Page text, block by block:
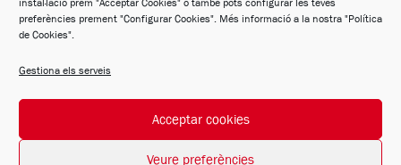
instal·lació prem "Acceptar Cookies" o també pots configurar les teves
preferències prement "Configurar Cookies". Més informació a la nostra "Política
de Cookies".
Gestiona els serveis
Acceptar cookies
Veure preferències
Avís legal
Política de xarxes socials
© 2026 FCM Desarrollado por Andrac Computing